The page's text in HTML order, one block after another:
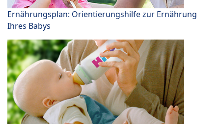
Ernährungsplan: Orientierungshilfe zur Ernährung
Ihres Babys